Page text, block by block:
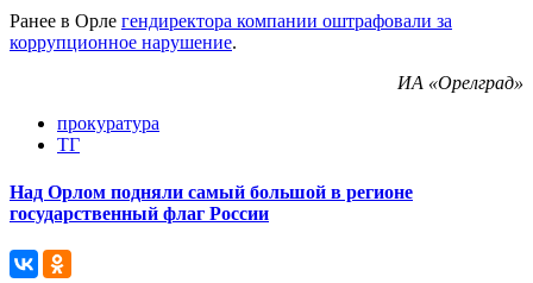
Ранее в Орле гендиректора компании оштрафовали за
коррупционное нарушение.
ИА «Орелград»
прокуратура
ТГ
Над Орлом подняли самый большой в регионе
государственный флаг России